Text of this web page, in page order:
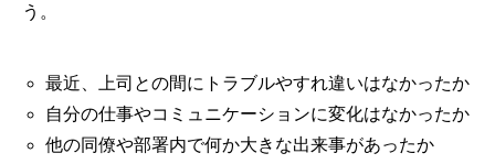
う。
最近、上司との間にトラブルやすれ違いはなかったか
自分の仕事やコミュニケーションに変化はなかったか
他の同僚や部署内で何か大きな出来事があったか